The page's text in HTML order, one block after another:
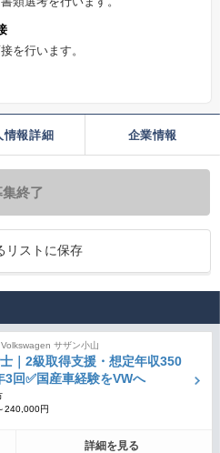
を行います。
情報詳細 企業情報
終了
リストに保存
サザン小山
｜2級取得支援・想定年収350
3回✅国産車経験をVWへ
240,000円
詳細を見る